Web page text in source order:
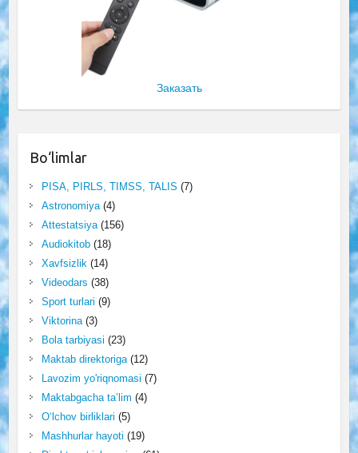
Заказать
Bo‘limlar
PISA, PIRLS, TIMSS, TALIS (7)
Astronomiya(4)
Attestatsiya(156)
Audiokitob(18)
Xavfsizlik(14)
Videodars (38)
Sport turlari (9)
Viktorina(3)
Bola tarbiyasi (23)
Maktab direktoriga(12)
Lavozim yo'riqnomasi (7)
Maktabgacha ta’lim (4)
O‘lchov birliklari (5)
Mashhurlar hayoti (19)